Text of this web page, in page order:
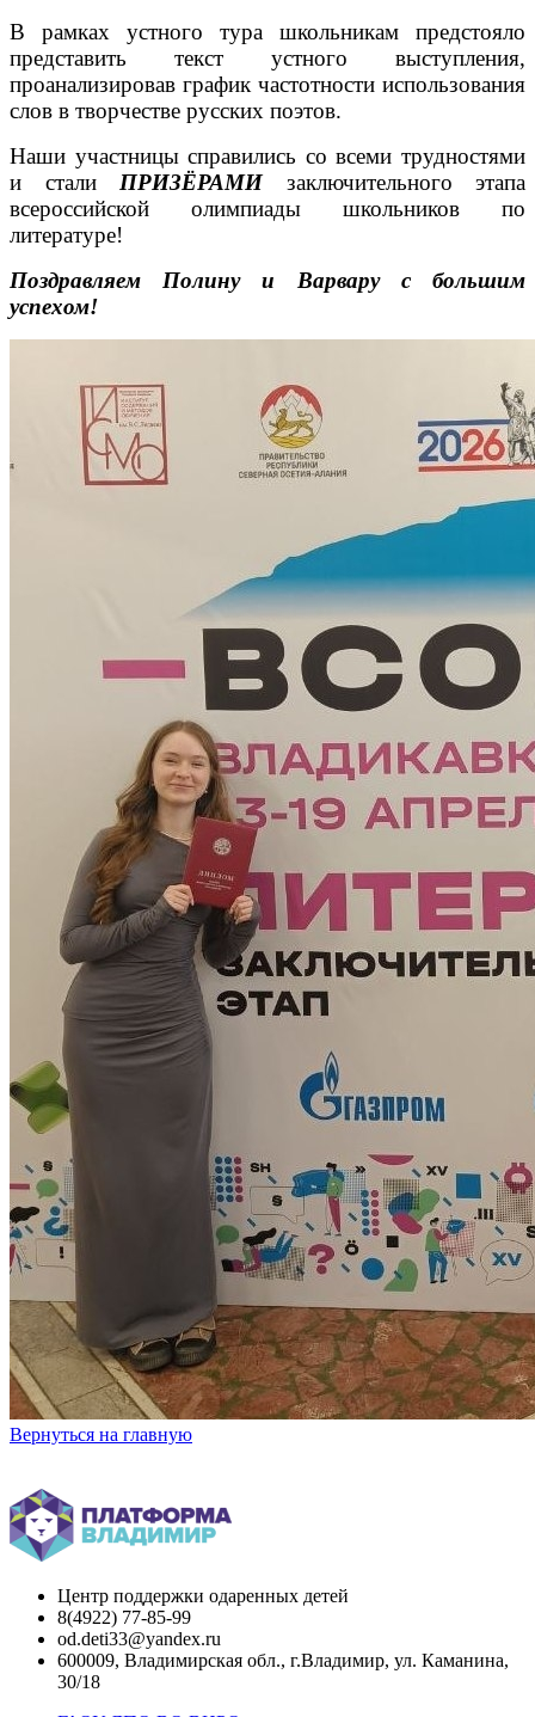
В рамках устного тура школьникам предстояло
представить текст устного выступления,
проанализировав график частотности использования
слов в творчестве русских поэтов.
Наши участницы справились со всеми трудностями
и стали ПРИЗЁРАМИзаключительного этапа
всероссийской олимпиады школьников по
литературе!
Поздравляем Полину и Варвару с большим
успехом!
Вернуться на главную
Центр поддержки одаренных детей
8(4922) 77-85-99
od.deti33@yandex.ru
600009, Владимирская обл., г.Владимир, ул. Каманина,
30/18